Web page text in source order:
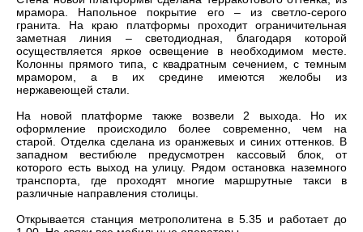
мрамора. Напольное покрытие его – из светло-серого
гранита. На краю платформы проходит ограничительная
заметная линия – светодиодная, благодаря которой
осуществляется яркое освещение в необходимом месте.
Колонны прямого типа, с квадратным сечением, с темным
мрамором, а в их средине имеются желобы из
нержавеющей стали.
На новой платформе также возвели 2 выхода. Но их
оформление происходило более современно, чем на
старой. Отделка сделана из оранжевых и синих оттенков. В
западном вестибюле предусмотрен кассовый блок, от
которого есть выход на улицу. Рядом остановка наземного
транспорта, где проходят многие маршрутные такси в
различные направления столицы.
Открывается станция метрополитена в 5.35 и работает до